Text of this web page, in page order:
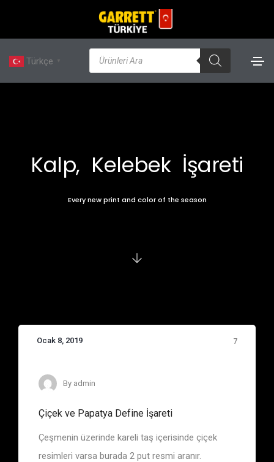
Türkçe ▼
Kalp, Kelebek İşareti
Every new print and color of the season
Ocak 8, 2019 7
Çiçek, Papatya
By admin
Çiçek ve Papatya Define İşareti
Çeşmenin üzerinde kareli taş içerisinde çiçek
resimleri varsa burada 2 put resmi aranır.